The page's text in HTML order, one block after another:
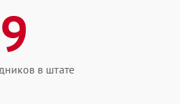
в штате